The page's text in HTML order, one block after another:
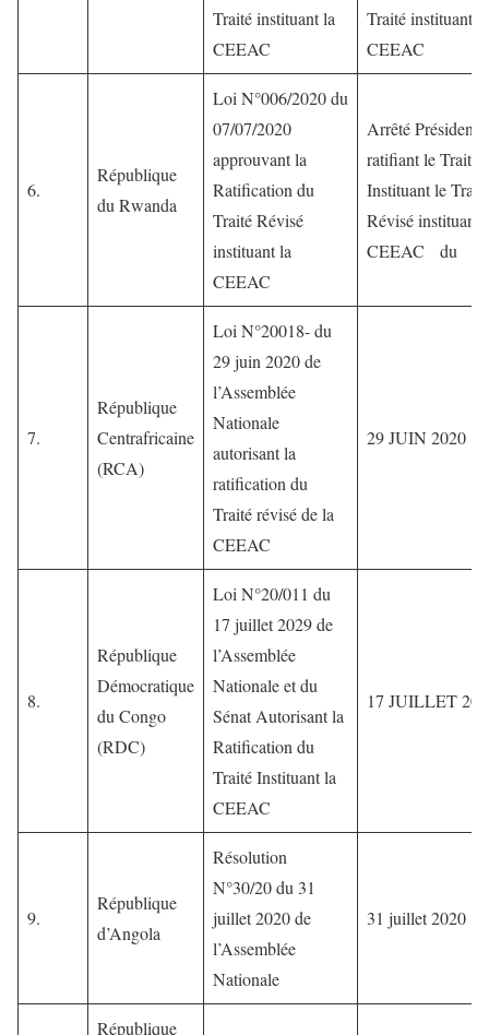
Traité instituant la
CEEAC
Traité instituant la
CEEAC
6.
République
du Rwanda
Loi N°006/2020 du
07/07/2020
approuvant la
Ratification du
Traité Révisé
instituant la
CEEAC
Arrêté
ratifiant le Traité
Instituant le Traité
Révisé instituant
CEEAC du
7.
République
Centrafricaine
(RCA)
Loi N°20018- du
29 juin 2020 de
l’Assemblée
Nationale
autorisant la
ratification du
Traité révisé de la
CEEAC
29 JUIN 2020
8.
République
Démocratique
du Congo
(RDC)
Loi N°20/011 du
17 juillet 2029 de
l’Assemblée
Nationale et du
Sénat Autorisant la
Ratification du
Traité Instituant la
CEEAC
17 JUILLET
9.
République
d’Angola
Résolution
N°30/20 du 31
juillet 2020 de
l’Assemblée
Nationale
31 juillet 2020
République